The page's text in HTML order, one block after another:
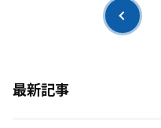
最新記事